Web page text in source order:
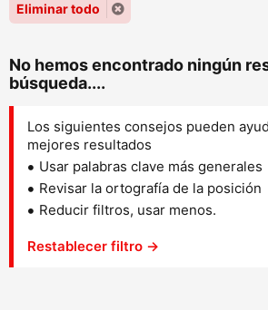
Eliminar todo
No hemos encontrado ningún
búsqueda....
Los siguientes consejos pueden
mejores resultados
Usar palabras clave más generales
Revisar la ortografía de la posición
Reducir filtros, usar menos.
Restablecer filtro →